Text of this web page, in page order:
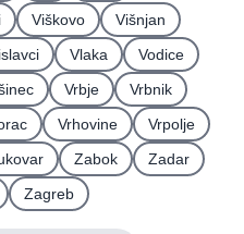
Viškovo
Višnjan
Vlaka
Vodice
Vrbje
Vrbnik
Vrhovine
Vrpolje
Zabok
Zadar
Zagreb